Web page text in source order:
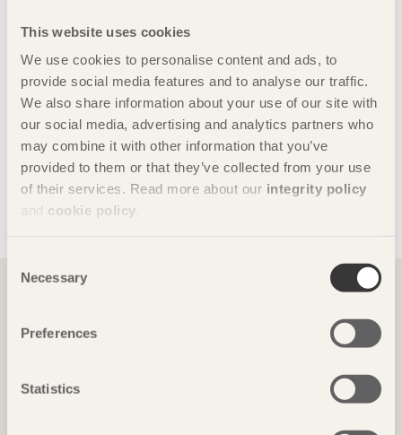
This website uses cookies
We use cookies to personalise content and ads, to
provide social media features and to analyse our traffic.
We also share information about your use of our site with
our social media, advertising and analytics partners who
may combine it with other information that you’ve
provided to them or that they’ve collected from your use
of their services. Read more about our integrity policy
and cookie policy
Selection
Necessary
Preferences
Statistics
trappas ner successivt till 2050.
Debatt om gränsvärden
Här kan du läsa debattartikeln som Susanne
Rudenstam, Sveriges Träbyggnadskansli och Anna
Ryberg Ågren, Svenskt Trä skrivit i tidningen